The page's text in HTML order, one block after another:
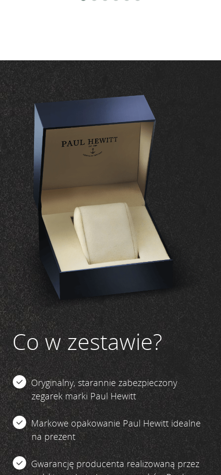
Co w zestawie?
Oryginalny, starannie zabezpieczony
zegarek marki Paul Hewitt
Markowe opakowanie Paul Hewitt idealne
na prezent
Gwarancję producenta realizowaną przez